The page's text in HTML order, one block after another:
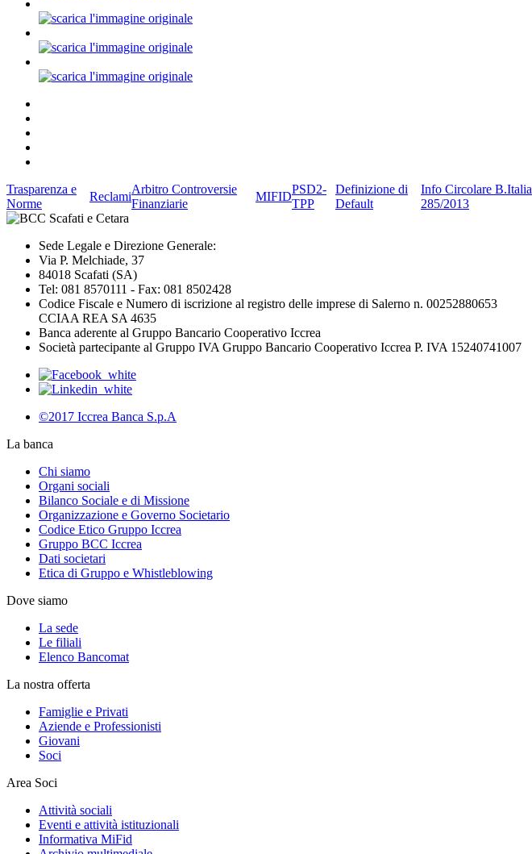
Trasparenza e
Norme
Reclami
Arbitro Controversie
Finanziarie
MIFID
PSD2-
TPP
Definizione di
Default
Info Circolare B.Italia
285/2013
Sede Legale e Direzione Generale:
Via P. Melchiade, 37
84018 Scafati (SA)
Tel: 081 8570111 - Fax: 081 8502428
Codice Fiscale e Numero di iscrizione al registro delle imprese di Salerno n. 00252880653
CCIAA REA SA 4635
Banca aderente al Gruppo Bancario Cooperativo Iccrea
Società partecipante al Gruppo IVA Gruppo Bancario Cooperativo Iccrea P. IVA 15240741007
©2017 Iccrea Banca S.p.A
La banca
Chi siamo
Organi sociali
Bilanco Sociale e di Missione
Organizzazione e Governo Societario
Codice Etico Gruppo Iccrea
Gruppo BCC Iccrea
Dati societari
Etica di Gruppo e Whistleblowing
Dove siamo
La sede
Le filiali
Elenco Bancomat
La nostra offerta
Famiglie e Privati
Aziende e Professionisti
Giovani
Soci
Area Soci
Attività sociali
Eventi e attività istituzionali
Informativa MiFid